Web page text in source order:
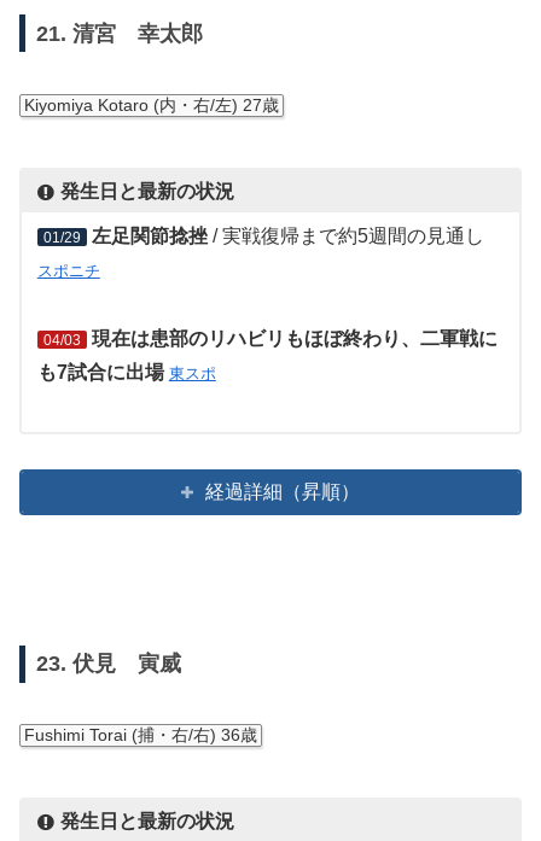
21. 清宮 幸太郎
Kiyomiya Kotaro (内・右/左) 27歳
発生日と最新の状況
01/29 左足関節捻挫/ 実戦復帰まで約5週間の見通し
スポニチ
04/03
現在は患部のリハビリもほぼ終わり、二軍戦に
も7試合に出場 東スポ
経過詳細（昇順）
23. 伏見 寅威
Fushimi Torai (捕・右/右) 36歳
発生日と最新の状況